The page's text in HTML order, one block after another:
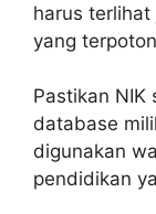
harus
yang
Pastikan
database
digunakan
pendidikan